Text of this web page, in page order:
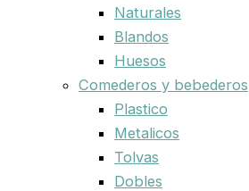
Naturales
Blandos
Huesos
Comederos y bebederos
Plastico
Metalicos
Tolvas
Dobles